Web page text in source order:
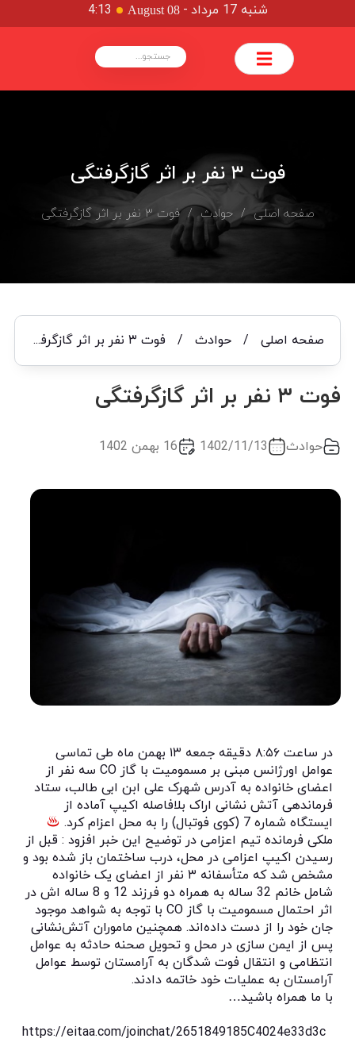
شنبه 17 مرداد -
August 08
4:13
فوت ۳ نفر بر اثر گازگرفتگی
صفحه اصلی/حوادث/ فوت ۳ نفر بر اثر گازگرفتگی
صفحه اصلی/ حوادث/ فوت ۳ نفر بر اثر گازگرفتگی
فوت ۳ نفر بر اثر گازگرفتگی
حوادث 1402/11/13 16 بهمن 1402
در ساعت ۸:۵۶ دقیقه جمعه ۱۳ بهمن ماه طی تماسی
عوامل اورژانس مبنی بر مسمومیت با گاز CO سه نفر از
اعضای خانواده به آدرس شهرک علی ابن ابی طالب، ستاد
فرماندهی آتش نشانی اراک بلافاصله اکیپ آماده از
ایستگاه شماره 7 (کوی فوتبال) را به محل اعزام کرد.
ملکی فرمانده تیم اعزامی در توضیح این خبر افزود : قبل از
رسیدن اکیپ اعزامی در محل، درب ساختمان باز شده بود و
مشخص شد که متأسفانه ۳ نفر از اعضای یک خانواده
شامل خانم 32 ساله به همراه دو فرزند 12 و 8 ساله اش در
اثر احتمال مسمومیت با گاز CO با توجه به شواهد موجود
جان خود را از دست داده‌اند. همچنین ماموران آتش‌نشانی
پس از ایمن سازی در محل و تحویل صحنه حادثه به عوامل
انتظامی و انتقال فوت شدگان به آرامستان توسط عوامل
آرامستان به عملیات خود خاتمه دادند.
با ما همراه باشید…
https://eitaa.com/joinchat/2651849185C4024e33d3c